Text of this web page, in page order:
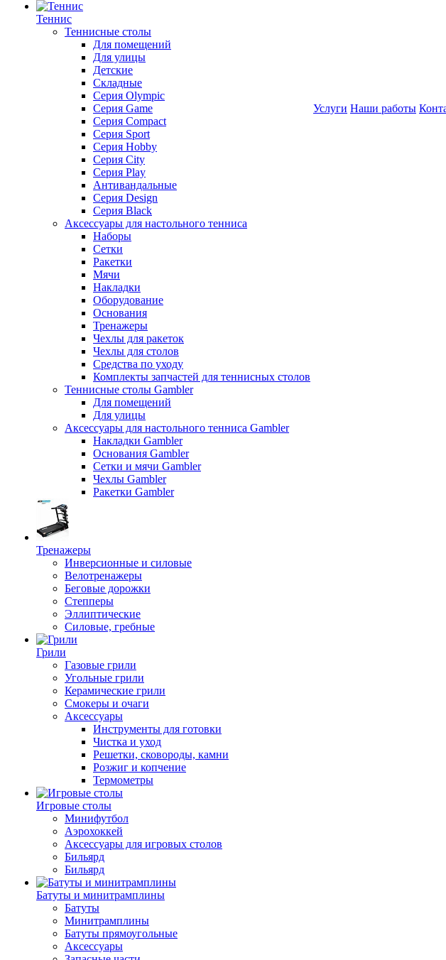
Теннис
Теннисные столы
Для помещений
Для улицы
Детские
Складные
Серия Olympic
Серия Game
Серия Compact
Серия Sport
Серия Hobby
Серия City
Серия Play
Антивандальные
Серия Design
Серия Black
Аксессуары для настольного тенниса
Наборы
Сетки
Ракетки
Мячи
Накладки
Оборудование
Основания
Тренажеры
Чехлы для ракеток
Чехлы для столов
Средства по уходу
Комплекты запчастей для теннисных столов
Теннисные столы Gambler
Для помещений
Для улицы
Аксессуары для настольного тенниса Gambler
Накладки Gambler
Основания Gambler
Сетки и мячи Gambler
Чехлы Gambler
Ракетки Gambler
Тренажеры
Инверсионные и силовые
Велотренажеры
Беговые дорожки
Степперы
Эллиптические
Силовые, гребные
Грили
Газовые грили
Угольные грили
Керамические грили
Смокеры и очаги
Аксессуары
Инструменты для готовки
Чистка и уход
Решетки, сковороды, камни
Розжиг и копчение
Термометры
Игровые столы
Минифутбол
Аэрохоккей
Аксессуары для игровых столов
Бильяpд
Бильяpд
Батуты и минитрамплины
Батуты
Минитрамплины
Батуты прямоугольные
Аксессуары
Услуги Наши работы